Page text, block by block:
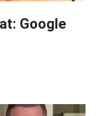
Google